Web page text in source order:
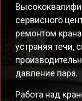
сервисного
ремонтом
устраняя течи,
давление пара.
Работа над